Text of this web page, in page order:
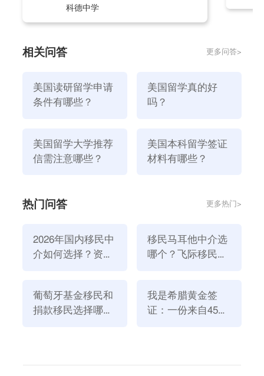
有特点的学生。因此，除了上述要求外，申请人还应具
美国留学研究生的学费是多少？
学分从800美元到1800美元不等。一般来说，一年制项
目需要32到36个学分，而一年半或两年的项目需要50
大学学费：每年约30万至50万元
美国研究生出国留学的项目有哪些？
科德中学
相关问答 更多问答>
美国读研留学申请
条件有哪些？
美国留学真的好
吗？
美国留学大学推荐
信需注意哪些？
美国本科留学签证
材料有哪些？
热门问答 更多热门>
2026年国内移民中
介如何选择？资
移民马耳他中介选
哪个？飞际移民是
葡萄牙基金移民和
捐款移民选择哪个
我是希腊黄金签
证：一份来自45亿